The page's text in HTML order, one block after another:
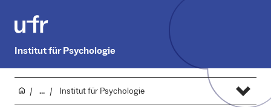
Institut für Psychologie
... Institut für Psychologie